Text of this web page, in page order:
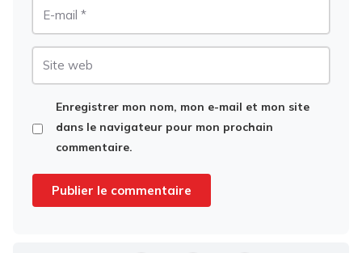
Enregistrer mon nom, mon e-mail et mon site
dans le navigateur pour mon prochain
commentaire.